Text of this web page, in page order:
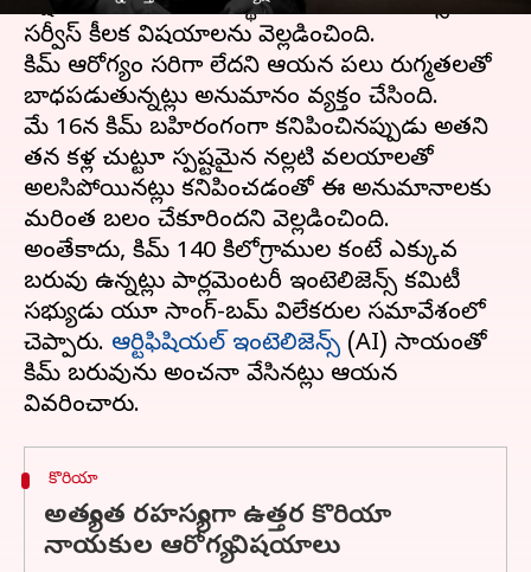
దక్షిణ కొరియా నిఘా సంస్థ నేషనల్ ఇంటెలిజెన్స్
సర్వీస్ కీలక విషయాలను వెల్లడించింది.
కిమ్ ఆరోగ్యం సరిగా లేదని ఆయన పలు రుగ్మతలతో
బాధపడుతున్నట్లు అనుమానం వ్యక్తం చేసింది.
మే 16న కిమ్ బహిరంగంగా కనిపించినప్పుడు అతని
తన కళ్ల చుట్టూ స్పష్టమైన నల్లటి వలయాలతో
అలసిపోయినట్లు కనిపించడంతో ఈ అనుమానాలకు
మరింత బలం చేకూరిందని వెల్లడించింది.
అంతేకాదు, కిమ్ 140 కిలోగ్రాముల కంటే ఎక్కువ
బరువు ఉన్నట్లు పార్లమెంటరీ ఇంటెలిజెన్స్ కమిటీ
సభ్యుడు యూ సాంగ్-బమ్ విలేకరుల సమావేశంలో
చెప్పారు. ఆర్టిఫిషియల్ ఇంటెలిజెన్స్ (AI) సాయంతో
కిమ్ బరువును అంచనా వేసినట్లు ఆయన
కొరియా
అత్యంత రహస్యంగా ఉత్తర కొరియా
నాయకుల ఆరోగ్య విషయాలు